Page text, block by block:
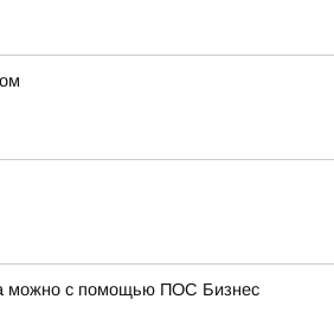
можно с помощью ПОС Бизнес